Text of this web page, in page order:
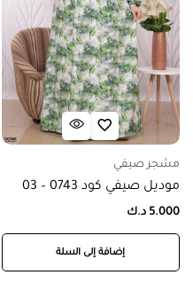
مشجر صيفي
موديل صيفي كود 0743 – 03
5.000 د.ك
إضافة إلى السلة